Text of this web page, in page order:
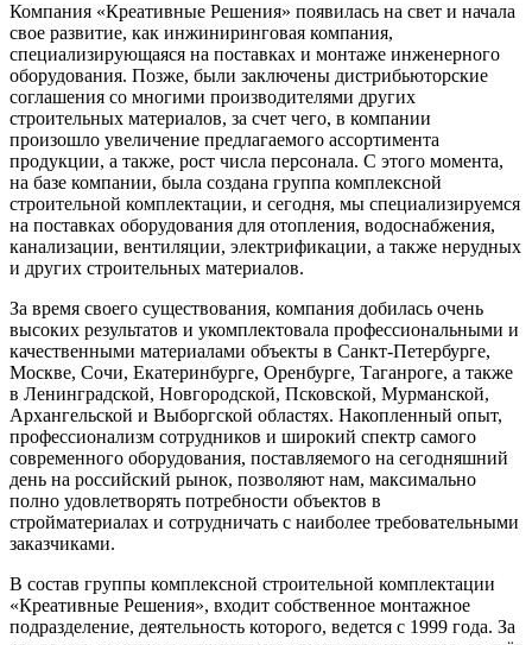
Компания «Креативные Решения» появилась на свет и начала
свое развитие, как инжиниринговая компания,
специализирующаяся на поставках и монтаже инженерного
оборудования. Позже, были заключены дистрибьюторские
соглашения со многими производителями других
строительных материалов, за счет чего, в компании
произошло увеличение предлагаемого ассортимента
продукции, а также, рост числа персонала. С этого момента,
на базе компании, была создана группа комплексной
строительной комплектации, и сегодня, мы специализируемся
на поставках оборудования для отопления, водоснабжения,
канализации, вентиляции, электрификации, а также нерудных
и других строительных материалов.
За время своего существования, компания добилась очень
высоких результатов и укомплектовала профессиональными и
качественными материалами объекты в Санкт-Петербурге,
Москве, Сочи, Екатеринбурге, Оренбурге, Таганроге, а также
в Ленинградской, Новгородской, Псковской, Мурманской,
Архангельской и Выборгской областях. Накопленный опыт,
профессионализм сотрудников и широкий спектр самого
современного оборудования, поставляемого на сегодняшний
день на российский рынок, позволяют нам, максимально
полно удовлетворять потребности объектов в
стройматериалах и сотрудничать с наиболее требовательными
заказчиками.
В состав группы комплексной строительной комплектации
«Креативные Решения», входит собственное монтажное
подразделение, деятельность которого, ведется с 1999 года. За